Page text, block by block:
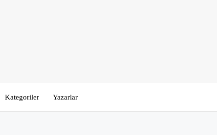
Kategoriler Yazarlar